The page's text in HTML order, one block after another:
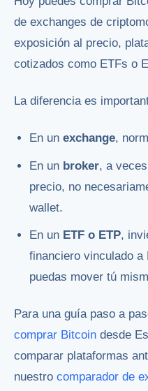
de exchanges de
exposición al precio,
cotizados como ETFs o
La diferencia es
En unexchange,
En un broker, a
precio, no
wallet.
En un ETF o ETP,
financiero vinculado a
puedas mover tú
Para una guía paso a
comprar Bitcoin desde
comparar plataformas
nuestro comparador de